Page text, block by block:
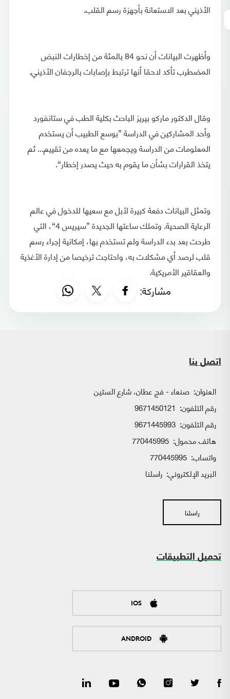
الأذيني بعد الاستعانة بأجهزة رسم القلب.
وأظهرت البيانات أن نحو 84 بالمئة من إخطارات النبض
المضطرب تأكد لاحقا أنها ترتبط بإصابات بالرجفان الأذيني.
وقال الدكتور ماركو بيريز الباحث بكلية الطب في ستانفورد
وأحد المشاركين في الدراسة ”بوسع الطبيب أن يستخدم
المعلومات من الدراسة ويجمعها مع ما يعده من تقييم... ثم
يتخذ القرارات بشأن ما يقوم به حيث يصدر إخطار“.
وتمثل البيانات دفعة كبيرة لأبل مع سعيها للدخول في عالم
الرعاية الصحية. وتملك ساعتها الجديدة ”سيريس 4“، التي
طرحت بعد بدء الدراسة ولم تستخدم بها، إمكانية إجراء رسم
قلب لرصد أي مشكلات به، واحتاجت ترخيصا من إدارة الأغذية
والعقاقير الأمريكية.
مشاركة:
اتصل بنا
العنوان: صنعاء - فج عطان، شارع الستين
رقم التلفون: 9671450121
رقم التلفون: 9671445993
هاتف محمول: 770445995
واتساب:
البريد الإلكتروني: راسلنا
راسلنا
تحميل التطبيقات
IOS
ANDROID